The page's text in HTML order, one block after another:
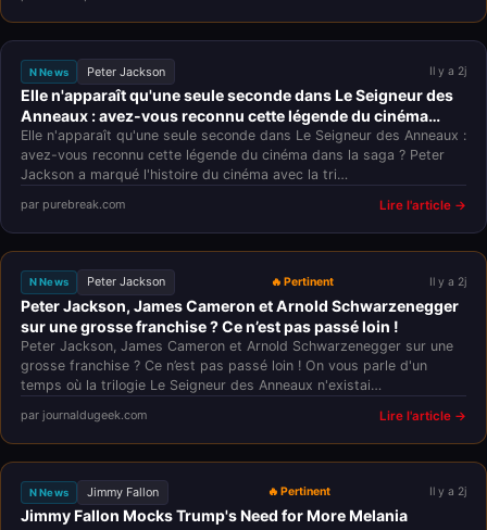
N News Peter Jackson Il y a 2j
Elle n'apparaît qu'une seule seconde dans Le Seigneur des
Anneaux : avez-vous reconnu cette légende du cinéma
dans la saga ?
Elle n'apparaît qu'une seule seconde dans Le Seigneur des Anneaux :
avez-vous reconnu cette légende du cinéma dans la saga ? Peter
Jackson a marqué l'histoire du cinéma avec la tri…
par purebreak.com Lire l'article →
N News Peter Jackson 🔥 Pertinent Il y a 2j
Peter Jackson, James Cameron et Arnold Schwarzenegger
sur une grosse franchise ? Ce n’est pas passé loin !
Peter Jackson, James Cameron et Arnold Schwarzenegger sur une
grosse franchise ? Ce n’est pas passé loin ! On vous parle d'un
temps où la trilogie Le Seigneur des Anneaux n'existai…
par journaldugeek.com Lire l'article →
N News Jimmy Fallon 🔥 Pertinent Il y a 2j
Jimmy Fallon Mocks Trump's Need for More Melania